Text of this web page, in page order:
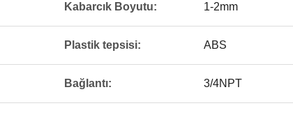
Kabarcık Boyutu: 1-2mm
Plastik tepsisi: ABS
Bağlantı: 3/4NPT